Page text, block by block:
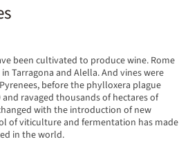
been cultivated to produce wine. Rome
Tarragona and Alella. And vines were
before the phylloxera plague
ravaged thousands of hectares of
with the introduction of new
of viticulture and fermentation has made
in the world.